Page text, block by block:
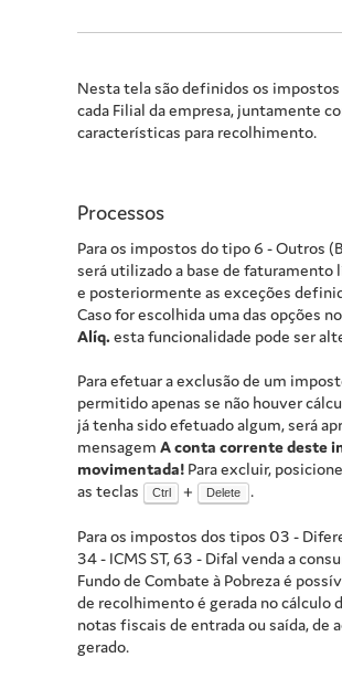
Nesta tela são definidos os
cada Filial da empresa, juntamente
características para recolhimento.
Processos
Para os impostos do tipo 6 - Outros
será utilizado a base de faturamento
e posteriormente as exceções
Caso for escolhida uma das opções
Alíq.esta funcionalidade pode ser
Para efetuar a exclusão de um
permitido apenas se não houver
já tenha sido efetuado algum, será
mensagem A conta corrente deste
movimentada! Para excluir,
as teclas
Ctrl + Delete .
Para os impostos dos tipos 03 -
34 - ICMS ST, 63 - Difal venda a
Fundo de Combate à Pobreza é
de recolhimento é gerada no cálculo
notas fiscais de entrada ou saída, de
gerado.